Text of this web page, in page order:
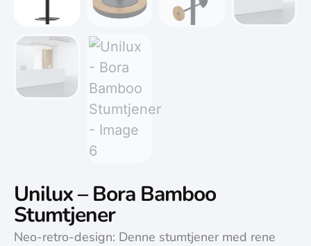
Unilux – Bora Bamboo
Stumtjener
Neo-retro-design: Denne stumtjener med rene